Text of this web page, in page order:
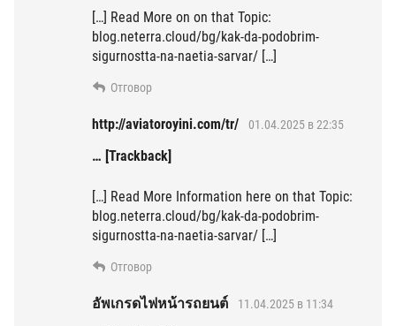
[…] Read More on on that Topic:
blog.neterra.cloud/bg/kak-da-podobrim-
sigurnostta-na-naetia-sarvar/ […]
Отговор
http://aviatoroyini.com/tr/ 01.04.2025 в 22:35
… [Trackback]
[…] Read More Information here on that Topic:
blog.neterra.cloud/bg/kak-da-podobrim-
sigurnostta-na-naetia-sarvar/ […]
Отговор
อัพเกรดไฟหน้ารถยนต์ 11.04.2025 в 11:34